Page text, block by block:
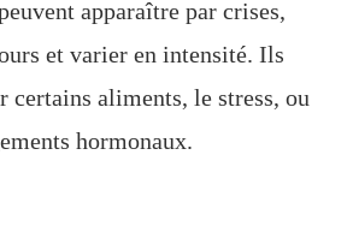
apparaître par crises,
et varier en intensité. Ils
certains aliments, le stress, ou
hormonaux.